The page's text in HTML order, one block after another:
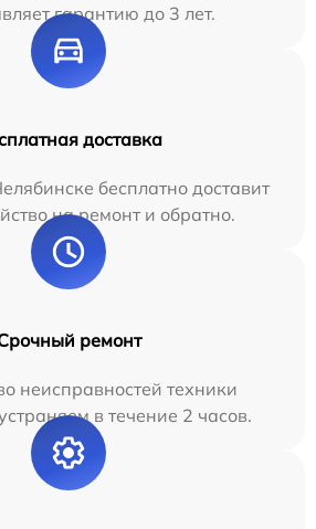
гарантию до 3 лет.
доставка
бесплатно доставит
на ремонт и обратно.
ремонт
неисправностей техники
в течение 2 часов.